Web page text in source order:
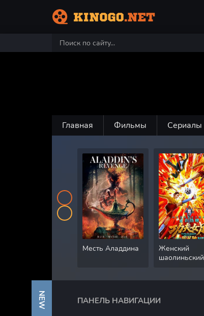
Главная Фильмы Сериалы
Месть Аладдина
Женский
шаолиньский
ПАНЕЛЬ НАВИГАЦИИ
NEW